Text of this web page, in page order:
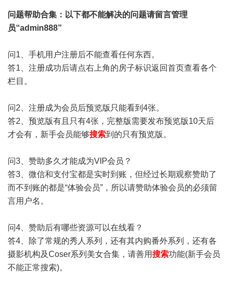
问题帮助合集 ：以下都不能解决的问题请留言管理
员“admin888”
问1、手机用户注册后不能查看任何东西。
答1、注册成功后请点右上角的房子标识返回首页查看各个
栏目。
问2、注册成为会员后预览版只能看到4张。
答2、预览版有且只有4张，完整版需要发布预览版10天后
才会有，新手会员能够搜索到的只有预览版。
问3、赞助多久才能成为VIP会员？
答3、微信和支付宝都是实时到账，但经过长期观察赞助了
而不到账的都是“体验会员”，所以请赞助体验会员的必须留
言用户名。
问4、赞助后有哪些资源可以在线看？
答4、除了常规的秀人系列，还有其内购番外系列，还有各
摄影机构及Coser系列美女合集，请善用搜索功能(新手会员
不能正常搜索)。